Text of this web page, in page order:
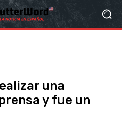
una
y fue un